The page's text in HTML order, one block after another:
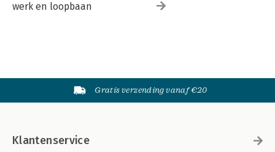
werk en loopbaan
Gratis verzending vanaf €20
Klantenservice